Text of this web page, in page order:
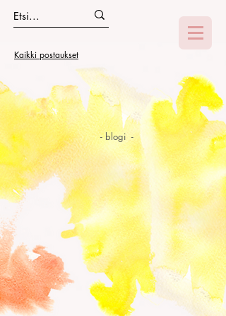
Kaikki postaukset
- blogi -